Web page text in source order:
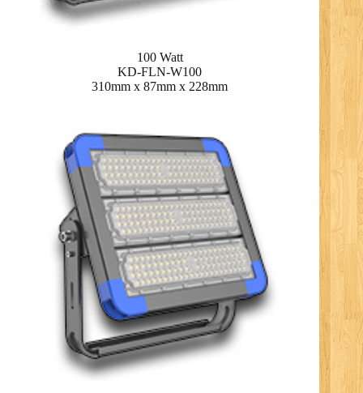
100 Watt
KD-FLN-W100
310mm x 87mm x 228mm